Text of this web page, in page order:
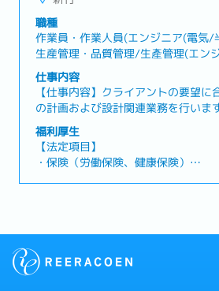
・社員旅行（例：タイ）
・昇給制度
・賞与（年1回、平均2～3カ月前後
・出張手当
・社員食事会
職種
作業員・作業人員(エンジニア(電気
生産管理・品質管理/生產管理(エン
体)), サービス/セールスエンジニア
ンジニア(電気/半導体)), その他(電
ア・其他(電機/半導體)工程師, 機械
機械設計・電子機械設計, サービス/
ア・服務/業務工程師(エンジニア(機
ンジニア・其他(機械)工程師
仕事内容
【仕事内容】クライアントの要望に
の計画および設計関連業務を行い
業務・客先引合対応・打合せ、シス
算、原価計算、フローシート、配置
各種書類作成、など・将来キャリア
システム・サービスを提案し、受注
スエンジニアへのキャリアがあり▶
種書類作成、など・将来キャリア⇒
ダーとしてプロジェクトをマネージ
ニアへのキャリアがあり※国内外合
福利厚生
【法定項目】
・保険（労働保険、健康保険）
【会社独自の福利厚生】
・食事手当